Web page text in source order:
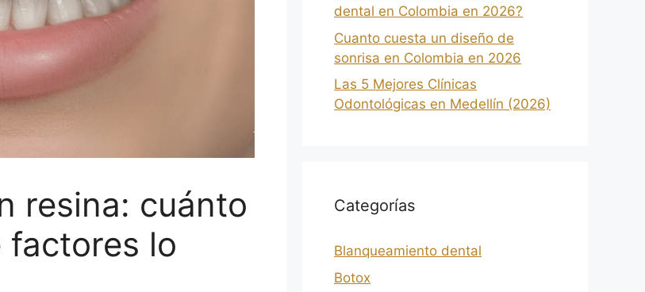
resina: cuánto
factores lo
dental en Colombia en 2026?
Cuanto cuesta un diseño de
sonrisa en Colombia en 2026
Las 5 Mejores Clínicas
Odontológicas en Medellín (2026)
Categorías
Blanqueamiento dental
Botox